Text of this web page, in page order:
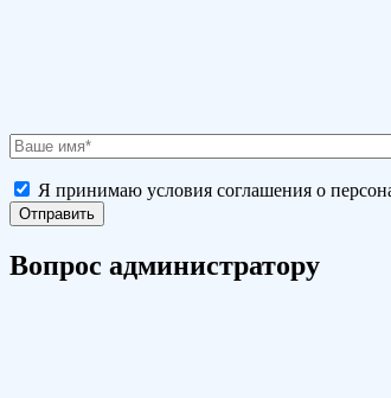
Я принимаю условия соглашения о
Вопрос администратору